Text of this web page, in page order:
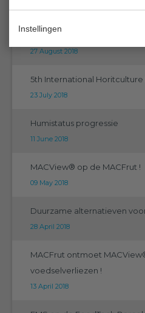
Instellingen
CGC 2018 Niagara
27 August 2018
5th International
23 July 2018
Humistatus progressie
11 June 2018
MACView® op de MACFrut !
09 May 2018
Duurzame alternatieven
28 April 2018
MACFrut ontmoet
voedselverliezen !
13 April 2018